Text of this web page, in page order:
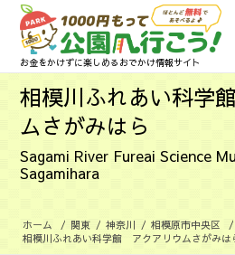
お金をかけずに楽しめるおでかけ情報サイト
相模川ふれあい科学
ムさがみはら
Sagami River Fureai Science
Sagamihara
ホーム / 関東 / 神奈川 / 相模原市中央区
/
相模川ふれあい科学館 アクアリウムさがみ